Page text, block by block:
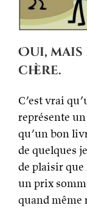
Oui,
chère.
C’est vrai
représente
qu’un bon
de quelques
de plaisir
un prix
quand même